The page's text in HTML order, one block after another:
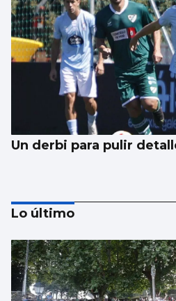
Un derbi para pulir
Lo último